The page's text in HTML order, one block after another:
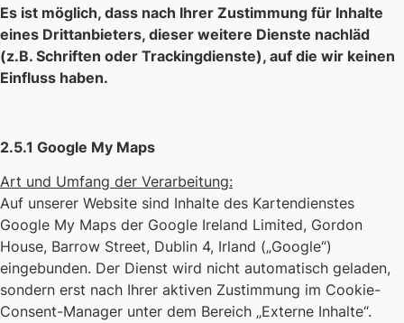
Es ist möglich, dass nach Ihrer Zustimmung für Inhalte
eines Drittanbieters, dieser weitere Dienste nachläd
(z.B. Schriften oder Trackingdienste), auf die wir keinen
Einfluss haben.
2.5.1 Google My Maps
Art und Umfang der Verarbeitung:
Auf unserer Website sind Inhalte des Kartendienstes
Google My Maps der Google Ireland Limited, Gordon
House, Barrow Street, Dublin 4, Irland („Google“)
eingebunden. Der Dienst wird nicht automatisch geladen,
sondern erst nach Ihrer aktiven Zustimmung im Cookie-
Consent-Manager unter dem Bereich „Externe Inhalte“.